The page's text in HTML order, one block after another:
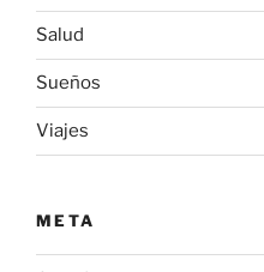
Salud
Sueños
Viajes
META